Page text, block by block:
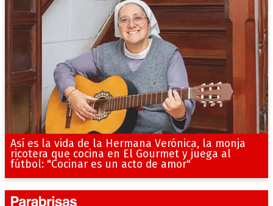
Así es la vida de la Hermana Verónica, la monja
ricotera que cocina en El Gourmet y juega al
fútbol: "Cocinar es un acto de amor"